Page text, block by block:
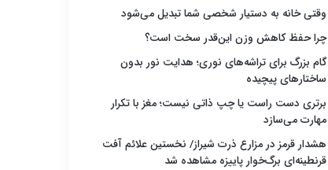
وقتی خانه به دستیار شخصی شما تبدیل می‌شود
چرا حفظ کاهش وزن این‌قدر سخت است؟
گام بزرگ برای تراشه‌های نوری؛ هدایت نور بدون
ساختارهای پیچیده
برتری دست راست یا چپ ذاتی نیست؛ مغز با تکرار
مهارت می‌سازد
هشدار قرمز در مزارع ذرت شیراز/ نخستین علائم آفت
قرنطینه‌ای برگ‌خوار پاییزه مشاهده شد